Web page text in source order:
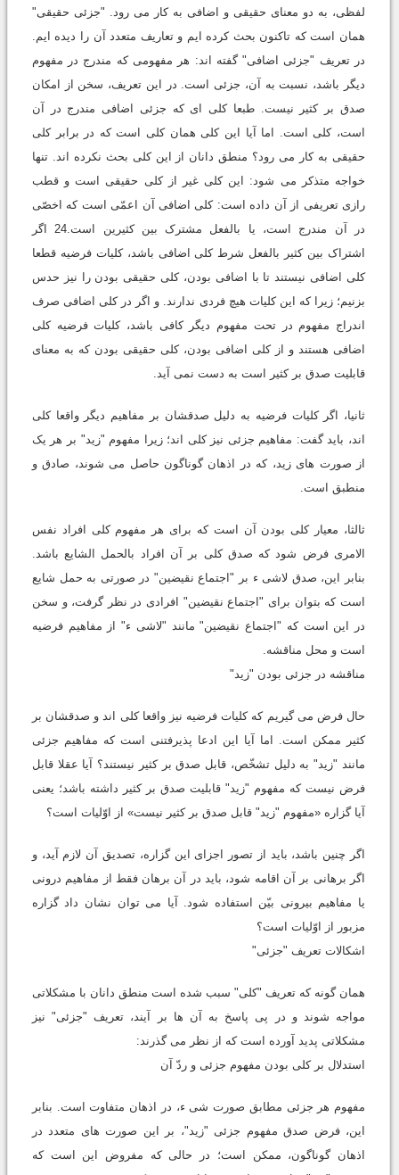
لفظی، به دو معنای حقیقی و اضافی به کار می رود. "جزئی حقیقی"
همان است که تاکنون بحث کرده ایم و تعاریف متعدد آن را دیده ایم.
در تعریف "جزئی اضافی" گفته اند: هر مفهومی که مندرج در مفهوم
دیگر باشد، نسبت به آن، جزئی است. در این تعریف، سخن از امکان
صدق بر کثیر نیست. طبعا کلی ای که جزئی اضافی مندرج در آن
است، کلی است. اما آیا این کلی همان کلی است که در برابر کلی
حقیقی به کار می رود؟ منطق دانان از این کلی بحث نکرده اند. تنها
خواجه متذکر می شود: این کلی غیر از کلی حقیقی است و قطب
رازی تعریفی از آن داده است: کلی اضافی آن اعمّی است که اخصّی
در آن مندرج است، یا بالفعل مشترک بین کثیرین است.24 اگر
اشتراک بین کثیر بالفعل شرط کلی اضافی باشد، کلیات فرضیه قطعا
کلی اضافی نیستند تا با اضافی بودن، کلی حقیقی بودن را نیز حدس
بزنیم؛ زیرا که این کلیات هیچ فردی ندارند. و اگر در کلی اضافی صرف
اندراج مفهوم در تحت مفهوم دیگر کافی باشد، کلیات فرضیه کلی
اضافی هستند و از کلی اضافی بودن، کلی حقیقی بودن که به معنای
قابلیت صدق بر کثیر است به دست نمی آید.
ثانیا، اگر کلیات فرضیه به دلیل صدقشان بر مفاهیم دیگر واقعا کلی
اند، باید گفت: مفاهیم جزئی نیز کلی اند؛ زیرا مفهوم "زید" بر هر یک
از صورت های زید، که در اذهان گوناگون حاصل می شوند، صادق و
منطبق است.
ثالثا، معیار کلی بودن آن است که برای هر مفهوم کلی افراد نفس
الامری فرض شود که صدق کلی بر آن افراد بالحمل الشایع باشد.
بنابر این، صدق لاشی ء بر "اجتماع نقیضین" در صورتی به حمل شایع
است که بتوان برای "اجتماع نقیضین" افرادی در نظر گرفت، و سخن
در این است که "اجتماع نقیضین" مانند "لاشی ء" از مفاهیم فرضیه
است و محل مناقشه.
مناقشه در جزئی بودن "زید"
حال فرض می گیریم که کلیات فرضیه نیز واقعا کلی اند و صدقشان بر
کثیر ممکن است. اما آیا این ادعا پذیرفتنی است که مفاهیم جزئی
مانند "زید" به دلیل تشخّص، قابل صدق بر کثیر نیستند؟ آیا عقلا قابل
فرض نیست که مفهوم "زید" قابلیت صدق بر کثیر داشته باشد؛ یعنی
آیا گزاره «مفهوم "زید" قابل صدق بر کثیر نیست» از اوّلیات است؟
اگر چنین باشد، باید از تصور اجزای این گزاره، تصدیق آن لازم آید، و
اگر برهانی بر آن اقامه شود، باید در آن برهان فقط از مفاهیم درونی
یا مفاهیم بیرونی بیّن استفاده شود. آیا می توان نشان داد گزاره
مزبور از اوّلیات است؟
اشکالات تعریف "جزئی"
همان گونه که تعریف "کلی" سبب شده است منطق دانان با مشکلاتی
مواجه شوند و در پی پاسخ به آن ها بر آیند، تعریف "جزئی" نیز
مشکلاتی پدید آورده است که از نظر می گذرند:
استدلال بر کلی بودن مفهوم جزئی و ردّ آن
مفهوم هر جزئی مطابق صورت شی ء، در اذهان متفاوت است. بنابر
این، فرض صدق مفهوم جزئی "زید"، بر این صورت های متعدد در
اذهان گوناگون، ممکن است؛ در حالی که مفروض این است که